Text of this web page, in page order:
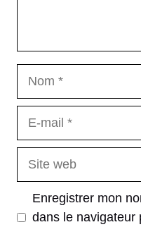
Enregistrer mon
dans le navigateur